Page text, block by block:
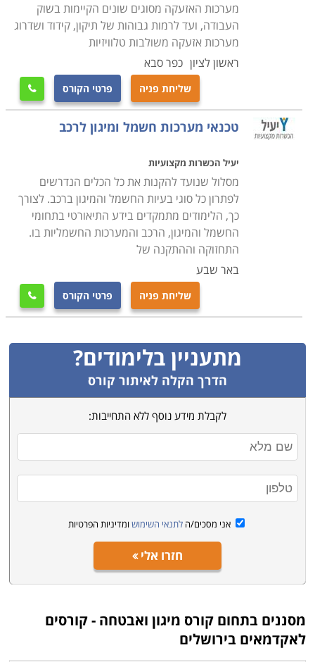
מערכות האזעקה מסוגים שונים הקיימות בשוק
העבודה, ועד לרמות גבוהות של תיקון, קידוד ושדרוג
מערכות אזעקה משולבות טלוויזיות
ראשון לציון כפר סבא
שליחת פניה פרטי הקורס 
טכנאי מערכות חשמל ומיגון לרכב
יעיל הכשרות מקצועיות
מסלול שנועד להקנות את כל הכלים הנדרשים
לפתרון כל סוגי בעיות החשמל והמיגון ברכב. לצורך
כך, הלימודים מתמקדים בידע התיאורטי בתחומי
החשמל והמיגון, הרכב והמערכות החשמליות בו.
התחזוקה וההתקנה של
באר שבע
שליחת פניה פרטי הקורס 
מתעניין בלימודים?
הדרך הקלה לאיתור קורס
לקבלת מידע נוסף ללא התחייבות:
אני מסכים/ה לתנאי השימוש ומדיניות הפרטיות
חזרו אלי
מסננים בתחום קורס מיגון ואבטחה - קורסים
לאקדמאים בירושלים